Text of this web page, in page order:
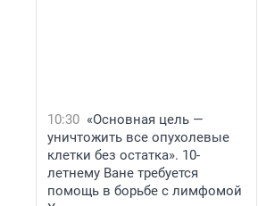
10:30 «Основная цель —
уничтожить все опухолевые
клетки без остатка». 10-
летнему Ване требуется
помощь в борьбе с лимфомой